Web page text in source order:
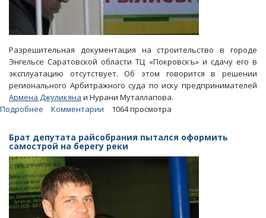
Разрешительная документация на строительство в городе
Энгельсе Саратовской области ТЦ «Покровскъ» и сдачу его в
эксплуатацию отсутствует. Об этом говорится в решении
регионального Арбитражного суда по иску предпринимателей
Армена Джуликяна и Нурани Муталлапова.
Подробнее
«Покровскъ»
оказался
100-
процентным
самостроем
Комментарии 1064 просмотра
Брат депутата райсобрания пытался оформить
самострой на берегу реки